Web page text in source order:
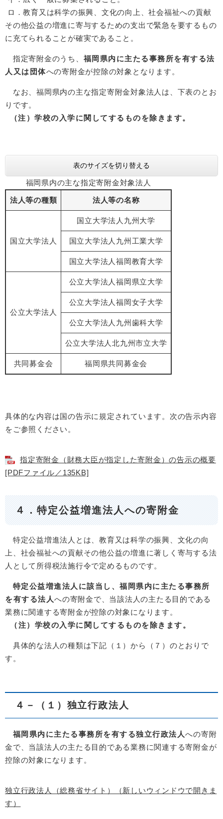
ロ．教育又は科学の振興、文化の向上、社会福祉への貢献
その他公益の増進に寄与するための支出で緊急を要するもの
に充てられることが確実であること。
指定寄附金のうち、 福岡県内に主たる事務所を有する法
人又は団体への寄附金が控除の対象となります。
なお、福岡県内の主な指定寄附金対象法人は、下表のとお
りです。
（注）学校の入学に関してするものを除きます。
表のサイズを切り替える
福岡県内の主な指定寄附金対象法人
法人等の種類 法人等の名称
国立大学法人
国立大学法人九州大学
国立大学法人九州工業大学
国立大学法人福岡教育大学
公立大学法人
公立大学法人福岡県立大学
公立大学法人福岡女子大学
公立大学法人九州歯科大学
公立大学法人北九州市立大学
共同募金会 福岡県共同募金会
具体的な内容は国の告示に規定されています。次の告示内容
をご参照ください。
指定寄附金（財務大臣が指定した寄附金）の告示の概要
[PDFファイル／135KB]
４．特定公益増進法人への寄附金
特定公益増進法人とは、教育又は科学の振興、文化の向
上、社会福祉への貢献その他公益の増進に著しく寄与する法
人として所得税法施行令で定めるものです。
特定公益増進法人に該当し、福岡県内に主たる事務所
を有する法人への寄附金で、当該法人の主たる目的である
業務に関連する寄附金が控除の対象になります。
（注）学校の入学に関してするものを除きます。
具体的な法人の種類は下記（１）から（７）のとおりで
す。
４－（１）独立行政法人
福岡県内に主たる事務所を有する独立行政法人への寄附
金で、当該法人の主たる目的である業務に関連する寄附金が
控除の対象になります。
独立行政法人（総務省サイト）（新しいウィンドウで開きま
す）